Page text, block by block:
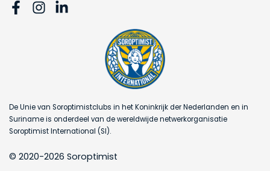
De Unie van Soroptimistclubs in het Koninkrijk der Nederlanden en in
Suriname is onderdeel van de wereldwijde netwerkorganisatie
Soroptimist International (SI).
© 2020-2026 Soroptimist